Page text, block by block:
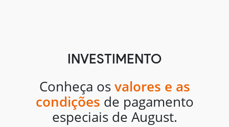
INVESTIMENTO
Conheça os valores e as
condições de pagamento
especiais de August.